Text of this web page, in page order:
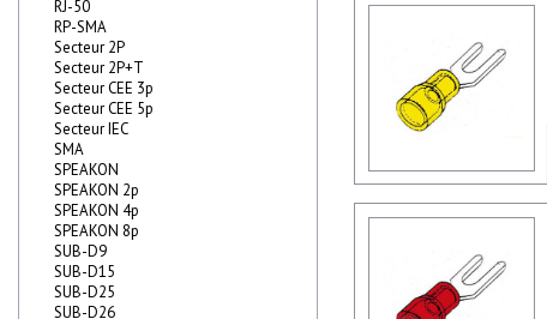
RJ-50
RP-SMA
Secteur 2P
Secteur 2P+T
Secteur CEE 3p
Secteur CEE 5p
Secteur IEC
SMA
SPEAKON
SPEAKON 2p
SPEAKON 4p
SPEAKON 8p
SUB-D9
SUB-D15
SUB-D25
SUB-D26